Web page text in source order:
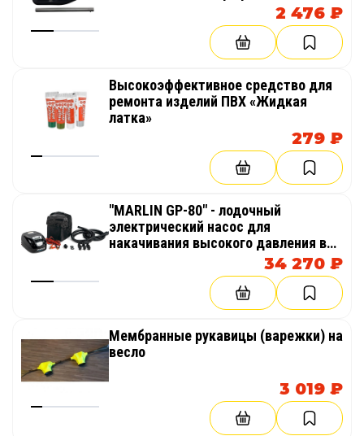
(компактный каяк, лодка) или2 476 ₽
Высокоэффективное средство для
ремонта изделий ПВХ «Жидкая
латка»
279 ₽
"MARLIN GP-80" - лодочный
электрический насос для
накачивания высокого давления в
надувных изделиях AirDeck
(воздушная палуба)
34 270 ₽
Мембранные рукавицы (варежки) на
весло
3 019 ₽